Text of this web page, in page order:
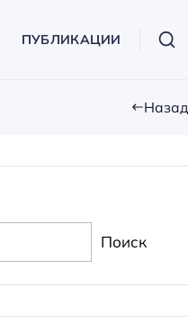
ПУБЛИКАЦИИ
Назад
Поиск